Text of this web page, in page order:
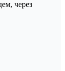
через